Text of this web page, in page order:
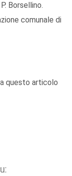
Borsellino.
comunale di
questo articolo